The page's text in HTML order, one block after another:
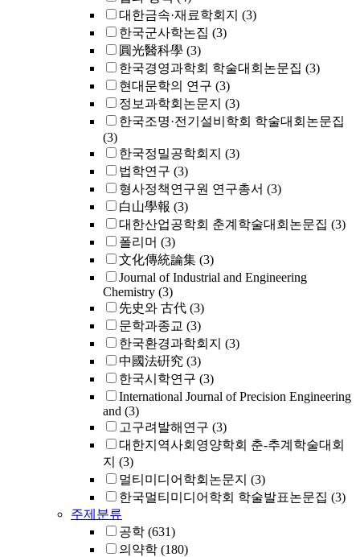
대한금속·재료학회지 (3)
한국군사학논집 (3)
圓光醫科學 (3)
한국경영과학회 학술대회논문집 (3)
현대문학의 연구 (3)
정보과학회논문지 (3)
한국조명·전기설비학회 학술대회논문집
(3)
한국정밀공학회지 (3)
법학연구 (3)
형사정책연구원 연구총서 (3)
白山學報 (3)
대한산업공학회 춘계학술대회논문집 (3)
폴리머 (3)
文化傳統論集 (3)
Journal of Industrial and Engineering
Chemistry (3)
先史와 古代 (3)
문학과종교 (3)
한국환경과학회지 (3)
中國法硏究 (3)
한국시학연구 (3)
International Journal of Precision Engineering
and (3)
고구려발해연구 (3)
대한지역사회영양학회 춘-추계학술대회
지 (3)
멀티미디어학회논문지 (3)
한국멀티미디어학회 학술발표논문집 (3)
주제분류
공학 (631)
의약학 (180)